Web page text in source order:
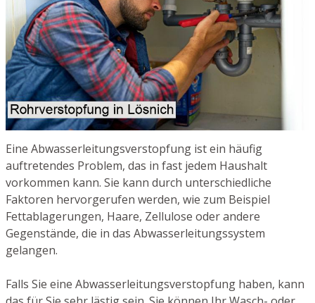
Eine Abwasserleitungsverstopfung ist ein häufig
auftretendes Problem, das in fast jedem Haushalt
vorkommen kann. Sie kann durch unterschiedliche
Faktoren hervorgerufen werden, wie zum Beispiel
Fettablagerungen, Haare, Zellulose oder andere
Gegenstände, die in das Abwasserleitungssystem
gelangen.
Falls Sie eine Abwasserleitungsverstopfung haben, kann